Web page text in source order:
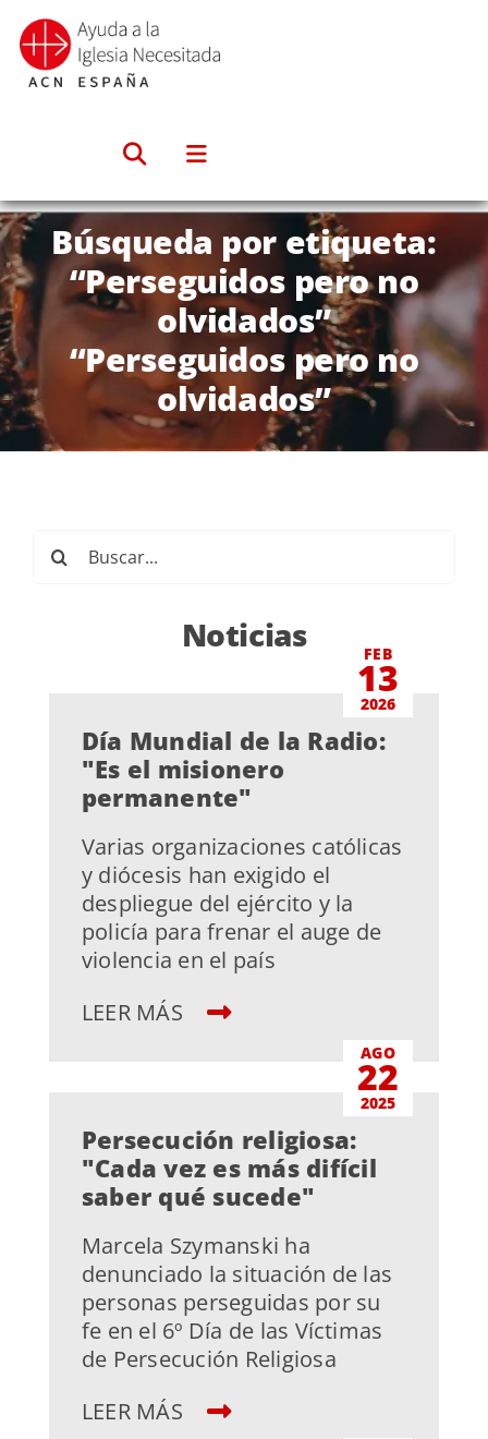
Saltar
contenido
Búsqueda por etiqueta:
“Perseguidos pero no
olvidados”
“Perseguidos pero no
olvidados”
Noticias FEB
13
2026
Día Mundial de la Radio:
"Es el misionero
permanente"
Varias organizaciones católicas
y diócesis han exigido el
despliegue del ejército y la
policía para frenar el auge de
violencia en el país
LEER MÁS
AGO
22
2025
Persecución religiosa:
"Cada vez es más difícil
saber qué sucede"
Marcela Szymanski ha
denunciado la situación de las
personas perseguidas por su
fe en el 6º Día de las Víctimas
de Persecución Religiosa
LEER MÁS